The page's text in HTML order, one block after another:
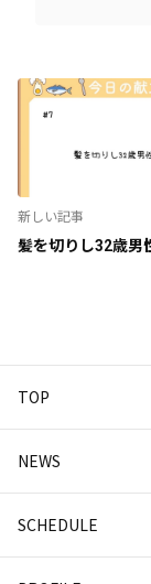
新しい記事
髪を切りし32歳男
TOP
NEWS
SCHEDULE